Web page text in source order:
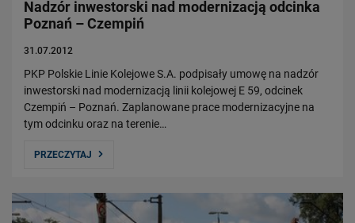
Nadzór inwestorski nad modernizacją odcinka
Poznań – Czempiń
31.07.2012
PKP Polskie Linie Kolejowe S.A. podpisały umowę na nadzór
inwestorski nad modernizacją linii kolejowej E 59, odcinek
Czempiń – Poznań. Zaplanowane prace modernizacyjne na
tym odcinku oraz na terenie…
PRZECZYTAJ
Zrównoważony rozwój
Obserwuj nas